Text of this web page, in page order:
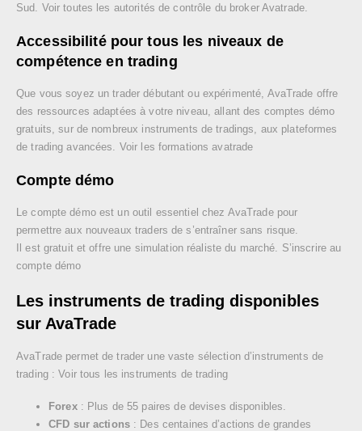
Sud. Voir toutes les autorités de contrôle du broker Avatrade.
Accessibilité pour tous les niveaux de
compétence en trading
Que vous soyez un trader débutant ou expérimenté, AvaTrade offre
des ressources adaptées à votre niveau, allant des comptes démo
gratuits, sur de nombreux instruments de tradings, aux plateformes
de trading avancées. Voir les formations avatrade
Compte démo
Le compte démo est un outil essentiel chez AvaTrade pour
permettre aux nouveaux traders de s’entraîner sans risque.
Il est gratuit et offre une simulation réaliste du marché. S’inscrire au
compte démo
Les instruments de trading disponibles
sur AvaTrade
AvaTrade permet de trader une vaste sélection d’instruments de
trading : Voir tous les instruments de trading
Forex: Plus de 55 paires de devises disponibles.
CFD sur actions: Des centaines d’actions de grandes